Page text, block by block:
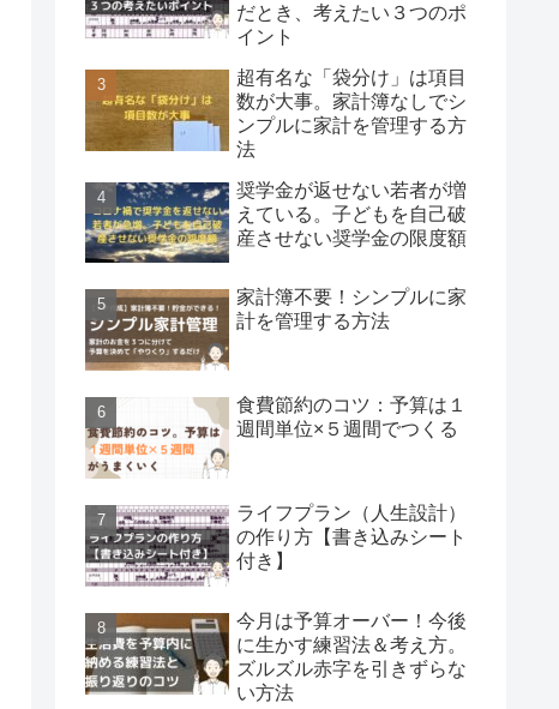
だとき、考えたい３つのポ
イント
超有名な「袋分け」は項目
数が大事。家計簿なしでシ
ンプルに家計を管理する方
法
奨学金が返せない若者が増
えている。子どもを自己破
産させない奨学金の限度額
家計簿不要！シンプルに家
計を管理する方法
食費節約のコツ：予算は１
週間単位×５週間でつくる
ライフプラン（人生設計）
の作り方【書き込みシート
付き】
今月は予算オーバー！今後
に生かす練習法＆考え方。
ズルズル赤字を引きずらな
い方法